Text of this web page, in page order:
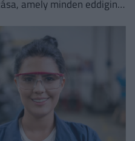
amely minden eddiginél